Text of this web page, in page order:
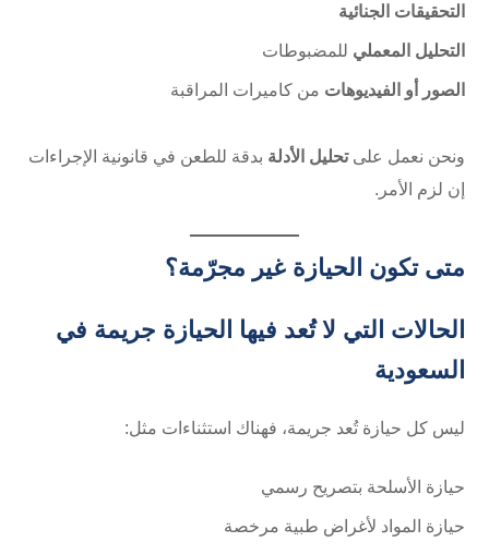
التحقيقات الجنائية
التحليل المعملي للمضبوطات
الصور أو الفيديوهات من كاميرات المراقبة
ونحن نعمل علىتحليل الأدلة بدقة للطعن في قانونية الإجراءات
إن لزم الأمر.
متى تكون الحيازة غير مجرّمة؟
الحالات التي لا تُعد فيها الحيازة جريمة في
السعودية
ليس كل حيازة تُعد جريمة، فهناك استثناءات مثل:
حيازة الأسلحة بتصريح رسمي
حيازة المواد لأغراض طبية مرخصة